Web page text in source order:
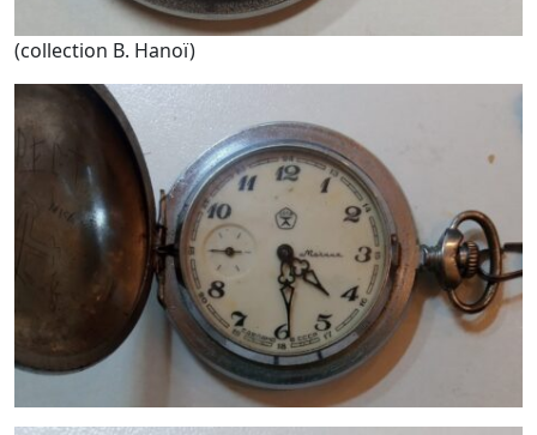
(collection B. Hanoï)